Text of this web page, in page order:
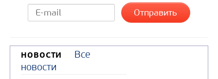
Колесная формула
НОВОСТИ
Все
новости